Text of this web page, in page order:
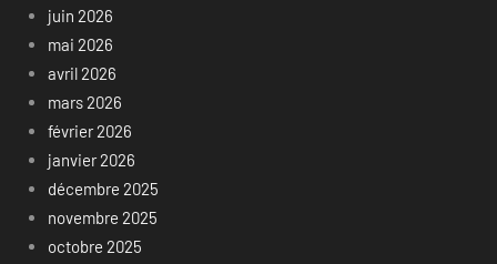
juin 2026
mai 2026
avril 2026
mars 2026
février 2026
janvier 2026
décembre 2025
novembre 2025
octobre 2025